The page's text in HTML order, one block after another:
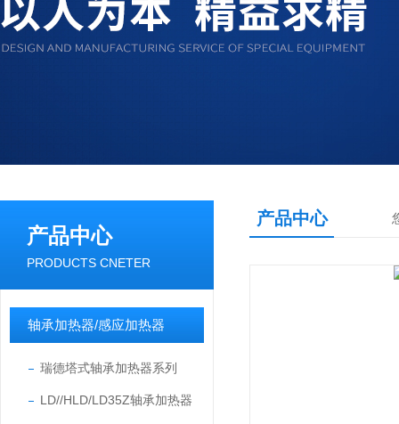
产品中心
PRODUCTS CNETER
轴承加热器/感应加热器
瑞德塔式轴承加热器系列
LD//HLD/LD35Z轴承加热器
产品中心